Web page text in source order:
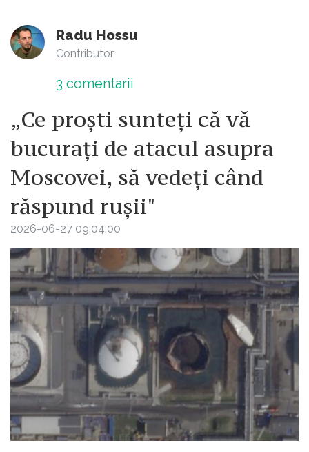
Radu Hossu
Contributor
3 comentarii
„Ce proști sunteți că vă
bucurați de atacul asupra
Moscovei, să vedeți când
răspund rușii"
2026-06-27 09:04:00